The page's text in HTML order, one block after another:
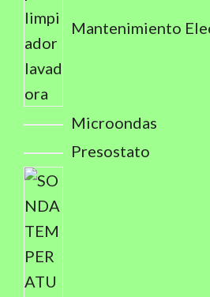
Mantenimiento
Microondas
Presostato